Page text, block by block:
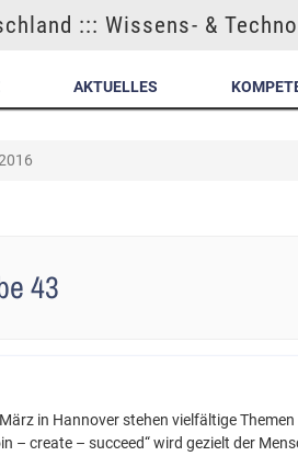
::: Wissens- &
AKTUELLES
43
in Hannover stehen vielfältige
– create – succeed“ wird gezielt der